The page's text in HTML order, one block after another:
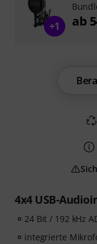
4x4 USB-
24 Bit / 192 kHz
integrierte
+1 ab